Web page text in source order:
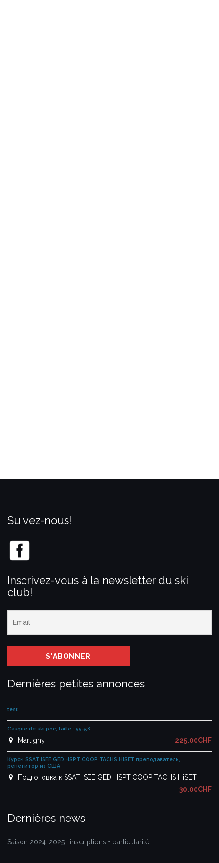
Suivez-nous!
Inscrivez-vous à la newsletter du ski
club!
Dernières petites annonces
test
Casque de ski poc, taille : 55-58
Martigny 225.00CHF
Курсы SSAT ISEE GED HSPT COOP TACHS HiSET преподаватель,
репетитор из США
Подготовка к SSAT ISEE GED HSPT COOP TACHS HiSET
30.00CHF
Dernières news
Saison 2024-2025 : inscriptions + particularité!